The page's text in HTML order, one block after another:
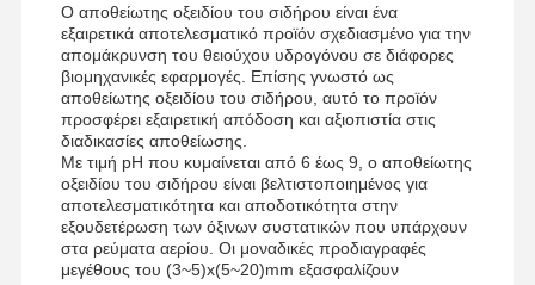
Ο αποθείωτης οξειδίου του σιδήρου είναι ένα
εξαιρετικά αποτελεσματικό προϊόν σχεδιασμένο για την
απομάκρυνση του θειούχου υδρογόνου σε διάφορες
βιομηχανικές εφαρμογές. Επίσης γνωστό ως
αποθείωτης οξειδίου του σιδήρου, αυτό το προϊόν
προσφέρει εξαιρετική απόδοση και αξιοπιστία στις
διαδικασίες αποθείωσης.
Με τιμή pH που κυμαίνεται από 6 έως 9, ο αποθείωτης
οξειδίου του σιδήρου είναι βελτιστοποιημένος για
αποτελεσματικότητα και αποδοτικότητα στην
εξουδετέρωση των όξινων συστατικών που υπάρχουν
στα ρεύματα αερίου. Οι μοναδικές προδιαγραφές
μεγέθους του (3~5)x(5~20)mm εξασφαλίζουν